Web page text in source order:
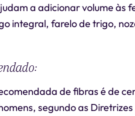
a adicionar volume às
integral, farelo de trigo,
de fibras é de
segundo as